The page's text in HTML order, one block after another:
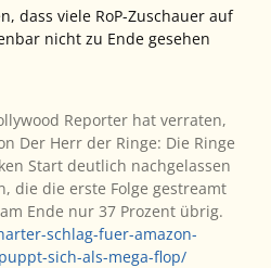
dass viele RoP-Zuschauer auf
nicht zu Ende gesehen
Reporter hat verraten,
Der Herr der Ringe: Die Ringe
Start deutlich nachgelassen
die die erste Folge gestreamt
Ende nur 37 Prozent übrig.
schlag-fuer-amazon-
sich-als-mega-flop/